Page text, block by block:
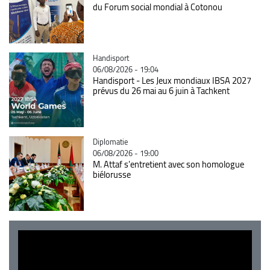
du Forum social mondial à Cotonou
Catégorie
Handisport
06/08/2026 - 19:04
Handisport - Les Jeux mondiaux IBSA 2027
prévus du 26 mai au 6 juin à Tachkent
Catégorie
Diplomatie
06/08/2026 - 19:00
M. Attaf s'entretient avec son homologue
biélorusse